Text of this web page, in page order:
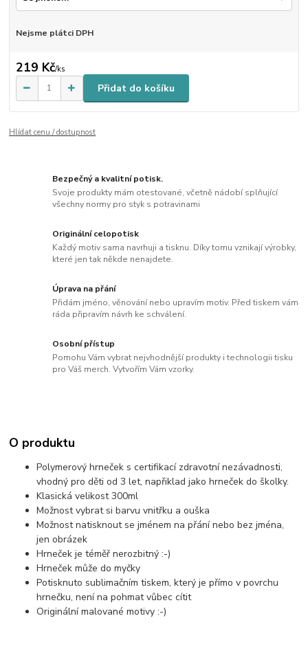
Nejsme plátci DPH
219 Kč/ks
Přidat do košíku
Hlídat cenu / dostupnost
Bezpečný a kvalitní potisk.
Svoje produkty mám otestované, včetně nádobí splňující
všechny normy pro styk s potravinami
Originální celopotisk
Každý motiv sama navrhuji a tisknu. Díky tomu vznikají výrobky,
které jen tak někde nenajdete.
Úprava na přání
Přidám jméno, věnování nebo upravím motiv. Před tiskem vám
ráda připravím návrh ke schválení.
Osobní přístup
Pomohu Vám vybrat nejvhodnější produkty i technologii tisku
pro Váš merch. Vytvořím Vám vzorky.
O produktu
Polymerový hrneček s certifikací zdravotní nezávadnosti,
vhodný pro děti od 3 let, napřiklad jako hrneček do školky.
Klasická velikost 300ml
Možnost vybrat si barvu vnitřku a ouška
Možnost natisknout se jménem na přání nebo bez jména,
jen obrázek
Hrneček je téměř nerozbitný :-)
Hrneček může do myčky
Potisknuto sublimačním tiskem, který je přímo v povrchu
hrnečku, není na pohmat vůbec cítit
Originální malované motivy :-)